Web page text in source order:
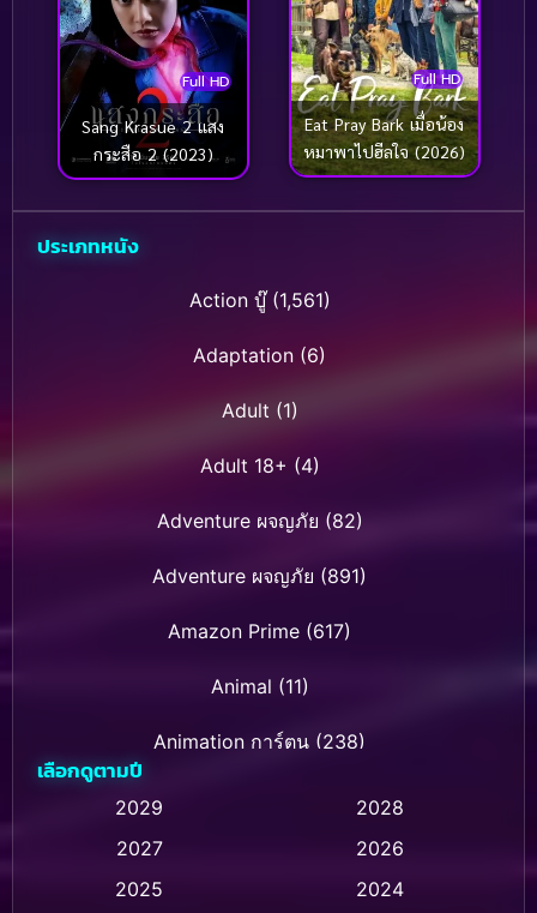
Full HD
Sang Krasue 2 แสง
กระสือ 2 (2023)
Full HD
Eat Pray Bark เมื่อน้อง
หมาพาไปฮีลใจ (2026)
ประเภทหนัง
Action บู๊(1,561)
Adaptation (6)
Adult (1)
Adult 18+ (4)
Adventure ผจญภัย (82)
Adventure ผจญภัย (891)
Amazon Prime (617)
Animal (11)
Animation การ์ตูน (238)
Animation การ์ตูน (32)
Animation การ์ตูน (28)
เลือกดูตามปี
2029
2028
2027
2026
2025
2024